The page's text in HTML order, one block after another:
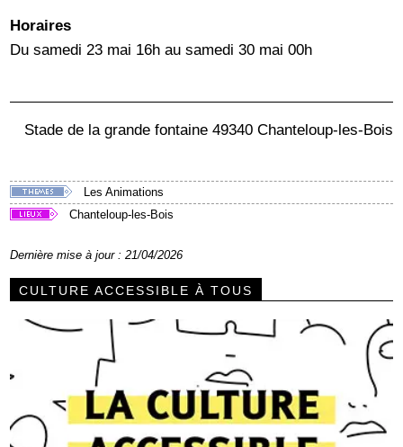
Horaires
Du samedi 23 mai 16h au samedi 30 mai 00h
Stade de la grande fontaine 49340 Chanteloup-les-Bois
Les Animations
Chanteloup-les-Bois
Dernière mise à jour : 21/04/2026
CULTURE ACCESSIBLE À TOUS